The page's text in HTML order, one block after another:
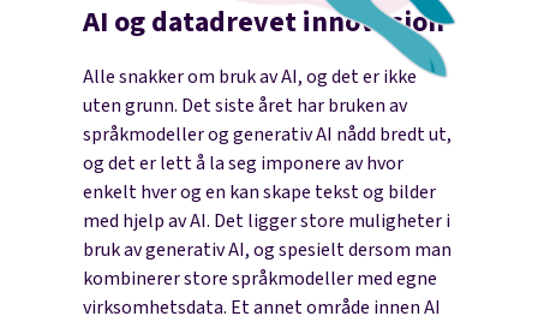
AI og datadrevet innovasjon
Alle snakker om bruk av AI, og det er ikke
uten grunn. Det siste året har bruken av
språkmodeller og generativ AI nådd bredt ut,
og det er lett å la seg imponere av hvor
enkelt hver og en kan skape tekst og bilder
med hjelp av AI. Det ligger store muligheter i
bruk av generativ AI, og spesielt dersom man
kombinerer store språkmodeller med egne
virksomhetsdata. Et annet område innen AI